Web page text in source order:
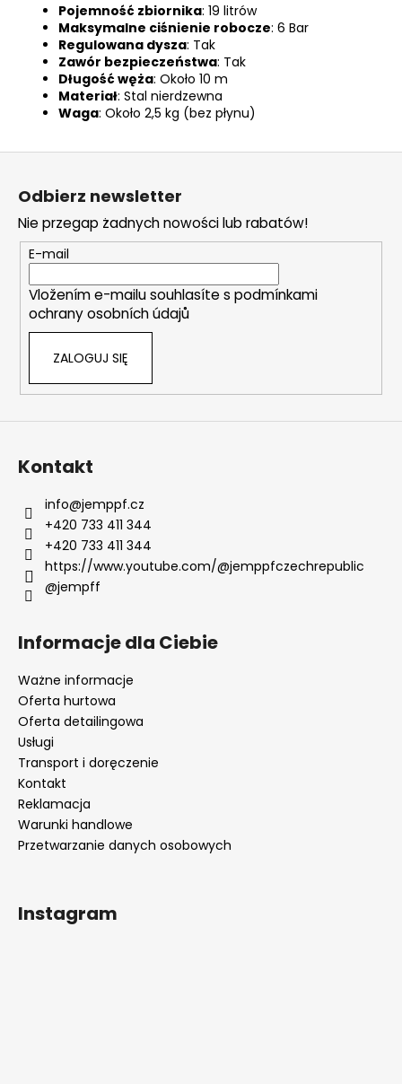
Pojemność zbiornika: 19 litrów
Maksymalne ciśnienie robocze: 6 Bar
Regulowana dysza: Tak
Zawór bezpieczeństwa: Tak
Długość węża: Około 10 m
Materiał: Stal nierdzewna
Waga: Około 2,5 kg (bez płynu)
S
Odbierz newsletter
Nie przegap żadnych nowości lub rabatów!
E-mail
Vložením e-mailu souhlasíte s podmínkami
ochrany osobních údajů
ZALOGUJ SIĘ
Kontakt
info@jemppf.cz
+420 733 411 344
+420 733 411 344
https://www.youtube.com/@jemppfczechrepublic
@jempff
Informacje dla Ciebie
Ważne informacje
Oferta hurtowa
Oferta detailingowa
Usługi
Transport i doręczenie
Kontakt
Reklamacja
Warunki handlowe
Przetwarzanie danych osobowych
Instagram